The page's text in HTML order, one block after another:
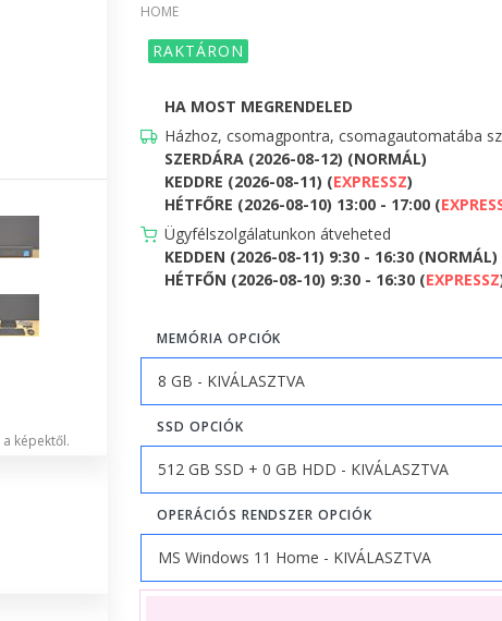
képektől.
HOME
RAKTÁRON
HA MOST MEGRENDELED
Házhoz, csomagpontra, csomagautomatába
SZERDÁRA (2026-08-12) (NORMÁL)
KEDDRE (2026-08-11) (EXPRESSZ)
HÉTFŐRE (2026-08-10) 13:00 - 17:00 (
Ügyfélszolgálatunkon átveheted
KEDDEN (2026-08-11) 9:30 - 16:30 (NORMÁL)
HÉTFŐN (2026-08-10) 9:30 - 16:30 (EXPRESSZ
MEMÓRIA OPCIÓK
SSD OPCIÓK
OPERÁCIÓS RENDSZER OPCIÓK